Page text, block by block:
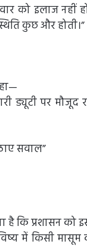
को इलाज नहीं
कुछ और होती।”
ड्यूटी पर मौजूद
सवाल”
है कि प्रशासन को
में किसी